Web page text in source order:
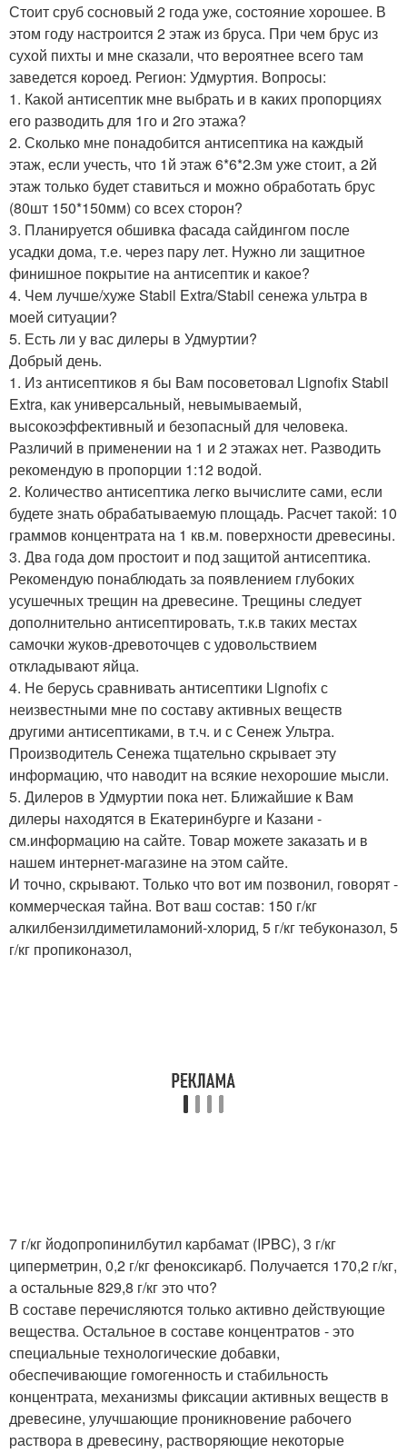
Стоит сруб сосновый 2 года уже, состояние хорошее. В
этом году настроится 2 этаж из бруса. При чем брус из
сухой пихты и мне сказали, что вероятнее всего там
заведется короед. Регион: Удмуртия. Вопросы:
1. Какой антисептик мне выбрать и в каких пропорциях
его разводить для 1го и 2го этажа?
2. Сколько мне понадобится антисептика на каждый
этаж, если учесть, что 1й этаж 6*6*2.3м уже стоит, а 2й
этаж только будет ставиться и можно обработать брус
(80шт 150*150мм) со всех сторон?
3. Планируется обшивка фасада сайдингом после
усадки дома, т.е. через пару лет. Нужно ли защитное
финишное покрытие на антисептик и какое?
4. Чем лучше/хуже Stabil Extra/Stabil сенежа ультра в
моей ситуации?
5. Есть ли у вас дилеры в Удмуртии?
Добрый день.
1. Из антисептиков я бы Вам посоветовал Lignofix Stabil
Extra, как универсальный, невымываемый,
высокоэффективный и безопасный для человека.
Различий в применении на 1 и 2 этажах нет. Разводить
рекомендую в пропорции 1:12 водой.
2. Количество антисептика легко вычислите сами, если
будете знать обрабатываемую площадь. Расчет такой: 10
граммов концентрата на 1 кв.м. поверхности древесины.
3. Два года дом простоит и под защитой антисептика.
Рекомендую понаблюдать за появлением глубоких
усушечных трещин на древесине. Трещины следует
дополнительно антисептировать, т.к.в таких местах
самочки жуков-древоточцев с удовольствием
откладывают яйца.
4. Не берусь сравнивать антисептики Lignofix с
неизвестными мне по составу активных веществ
другими антисептиками, в т.ч. и с Сенеж Ультра.
Производитель Сенежа тщательно скрывает эту
информацию, что наводит на всякие нехорошие мысли.
5. Дилеров в Удмуртии пока нет. Ближайшие к Вам
дилеры находятся в Екатеринбурге и Казани -
см.информацию на сайте. Товар можете заказать и в
нашем интернет-магазине на этом сайте.
И точно, скрывают. Только что вот им позвонил, говорят -
коммерческая тайна. Вот ваш состав: 150 г/кг
алкилбензилдиметиламоний-хлорид, 5 г/кг тебуконазол, 5
г/кг пропиконазол,
7 г/кг йодопропинилбутил карбамат (IPBC), 3 г/кг
циперметрин, 0,2 г/кг феноксикарб. Получается 170,2 г/кг,
а остальные 829,8 г/кг это что?
В составе перечисляются только активно действующие
вещества. Остальное в составе концентратов - это
специальные технологические добавки,
обеспечивающие гомогенность и стабильность
концентрата, механизмы фиксации активных веществ в
древесине, улучшающие проникновение рабочего
раствора в древесину, растворяющие некоторые